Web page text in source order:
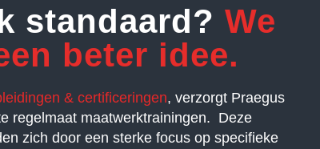
standaard? We
beter idee.
& certificeringen, verzorgt Praegus
regelmaat maatwerktrainingen. Deze
zich door een sterke focus op specifieke